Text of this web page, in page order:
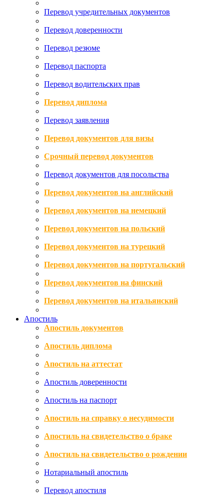
Перевод учредительных документов
Перевод доверенности
Перевод резюме
Перевод паспорта
Перевод водительских прав
Перевод диплома
Перевод заявления
Перевод документов для визы
Срочный перевод документов
Перевод документов для посольства
Перевод документов на английский
Перевод документов на немецкий
Перевод документов на польский
Перевод документов на турецкий
Перевод документов на португальский
Перевод документов на финский
Перевод документов на итальянский
Апостиль
Апостиль документов
Апостиль диплома
Апостиль на аттестат
Апостиль доверенности
Апостиль на паспорт
Апостиль на справку о несудимости
Апостиль на свидетельство о браке
Апостиль на свидетельство о рождении
Нотариальный апостиль
Перевод апостиля